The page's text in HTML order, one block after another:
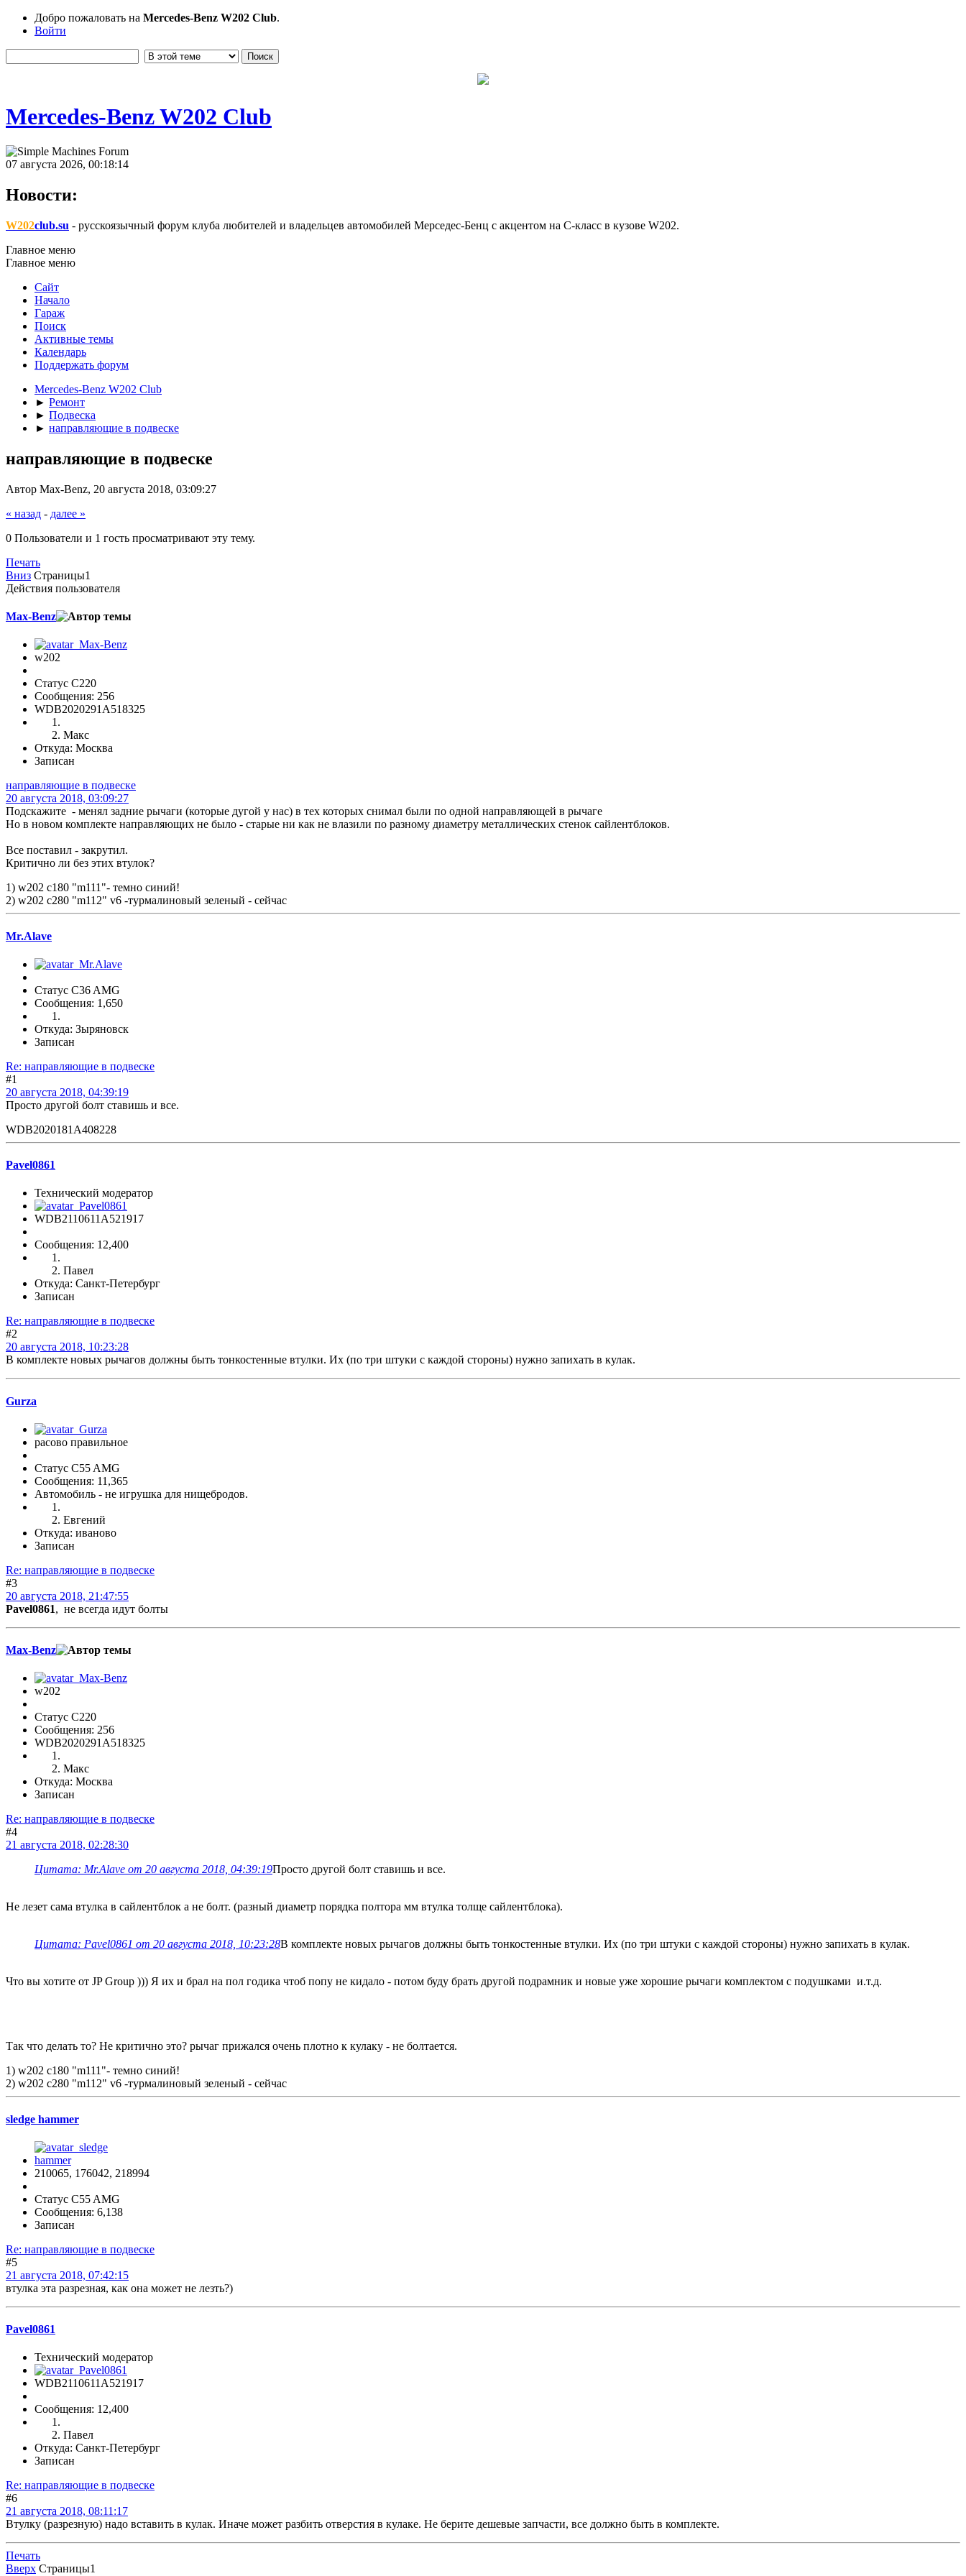
Добро пожаловать на Mercedes-Benz W202 Club.
Войти
Mercedes-Benz W202 Club
07 августа 2026, 00:18:14
Новости:
W202club.su - русскоязычный форум клуба любителей и владельцев автомобилей Мерседес-Бенц с акцентом на C-класс в кузове W202.
Главное меню
Главное меню
Сайт
Начало
Гараж
Поиск
Активные темы
Календарь
Поддержать форум
Mercedes-Benz W202 Club
► Ремонт
► Подвеска
► направляющие в подвеске
направляющие в подвеске
Автор Max-Benz, 20 августа 2018, 03:09:27
« назад - далее »
0 Пользователи и 1 гость просматривают эту тему.
Печать
Вниз Страницы1
Действия пользователя
Max-Benz
w202
Статус C220
Сообщения: 256
WDB2020291A518325
Макс
Откуда: Москва
Записан
направляющие в подвеске
20 августа 2018, 03:09:27
Подскажите - менял задние рычаги (которые дугой у нас) в тех которых снимал были по одной направляющей в рычаге
Но в новом комплекте направляющих не было - старые ни как не влазили по разному диаметру металлических стенок сайлентблоков.
Все поставил - закрутил.
Критично ли без этих втулок?
1) w202 с180 "m111"- темно синий!
2) w202 с280 "m112" v6 -турмалиновый зеленый - сейчас
Mr.Alave
Статус C36 AMG
Сообщения: 1,650
Откуда: Зыряновск
Записан
Re: направляющие в подвеске
#1
20 августа 2018, 04:39:19
Просто другой болт ставишь и все.
WDB2020181A408228
Pavel0861
Технический модератор
WDB2110611A521917
Сообщения: 12,400
Павел
Откуда: Санкт-Петербург
Записан
Re: направляющие в подвеске
#2
20 августа 2018, 10:23:28
В комплекте новых рычагов должны быть тонкостенные втулки. Их (по три штуки с каждой стороны) нужно запихать в кулак.
Gurza
расово правильное
Статус C55 AMG
Сообщения: 11,365
Автомобиль - не игрушка для нищебродов.
Евгений
Откуда: иваново
Записан
Re: направляющие в подвеске
#3
20 августа 2018, 21:47:55
Pavel0861, не всегда идут болты
Max-Benz
w202
Статус C220
Сообщения: 256
WDB2020291A518325
Макс
Откуда: Москва
Записан
Re: направляющие в подвеске
#4
21 августа 2018, 02:28:30
Цитата: Mr.Alave от 20 августа 2018, 04:39:19Просто другой болт ставишь и все.
Не лезет сама втулка в сайлентблок а не болт. (разный диаметр порядка полтора мм втулка толще сайлентблока).
Цитата: Pavel0861 от 20 августа 2018, 10:23:28В комплекте новых рычагов должны быть тонкостенные втулки. Их (по три штуки с каждой стороны) нужно запихать в кулак.
Что вы хотите от JP Group ))) Я их и брал на пол годика чтоб попу не кидало - потом буду брать другой подрамник и новые уже хорошие рычаги комплектом с подушками и.т.д.
Так что делать то? Не критично это? рычаг прижался очень плотно к кулаку - не болтается.
1) w202 с180 "m111"- темно синий!
2) w202 с280 "m112" v6 -турмалиновый зеленый - сейчас
sledge hammer
210065, 176042, 218994
Статус C55 AMG
Сообщения: 6,138
Записан
Re: направляющие в подвеске
#5
21 августа 2018, 07:42:15
втулка эта разрезная, как она может не лезть?)
Pavel0861
Технический модератор
WDB2110611A521917
Сообщения: 12,400
Павел
Откуда: Санкт-Петербург
Записан
Re: направляющие в подвеске
#6
21 августа 2018, 08:11:17
Втулку (разрезную) надо вставить в кулак. Иначе может разбить отверстия в кулаке. Не берите дешевые запчасти, все должно быть в комплекте.
Печать
Вверх Страницы1